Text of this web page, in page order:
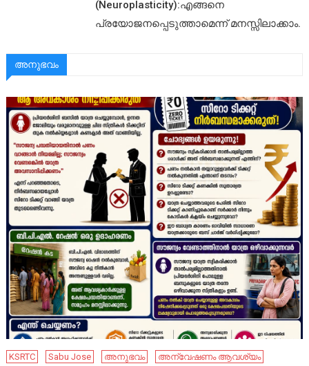
(Neuroplasticity):എങ്ങനെ
പ്രയോജനപ്പെടുത്താമെന്ന് മനസ്സിലാക്കാം.
അനുഭവം
KSRTC Sabu Jose അനുഭവം
അന്വേഷണം ആവശ്യം